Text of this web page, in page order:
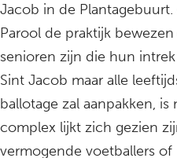
Jacob in de
Parool de praktijk
senioren zijn die hun
Sint Jacob maar alle
ballotage zal aanpakken,
complex lijkt zich gezien
vermogende voetballers